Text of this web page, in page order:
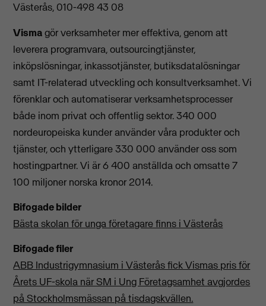
Västerås, 010-498 43 08
Vismagör verksamheter mer effektiva, genom att
leverera programvara, outsourcingtjänster,
inköpslösningar, inkassotjänster, butiksdatalösningar
samt IT-relaterad utveckling och konsultverksamhet. Vi
förenklar och automatiserar verksamhetsprocesser
både inom privat och offentlig sektor. 340 000
nordeuropeiska kunder använder våra produkter och
tjänster, och ytterligare 330 000 använder oss som
hostingpartner. Vi är 6 400 anställda och omsatte 7
100 miljoner norska kronor 2014.
Bifogade bilder
Bästa skolan för unga företagare finns i Västerås
Bifogade filer
ABB Industrigymnasium i Västerås fick Vismas pris för
Årets UF-skola när SM i Ung Företagsamhet avgjordes
på Stockholmsmässan på tisdagskvällen.